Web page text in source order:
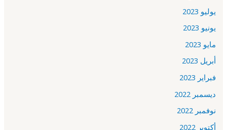
يوليو 2023
يونيو 2023
مايو 2023
أبريل 2023
فبراير 2023
ديسمبر 2022
نوفمبر 2022
أكتوبر 2022